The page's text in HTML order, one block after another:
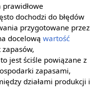
dochodzi do błędów
przygotowane przez
docelowąwartość
jest ściśle powiązane z
zapasami,
działami produkcji i